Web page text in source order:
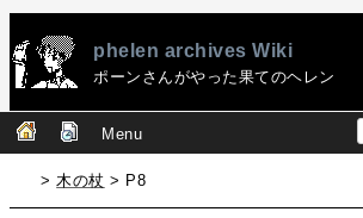
phelen archives Wiki
ポーンさんがやった果てのヘレン
Menu
>木の杖 > P8